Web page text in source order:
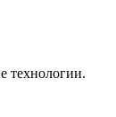
технологии.